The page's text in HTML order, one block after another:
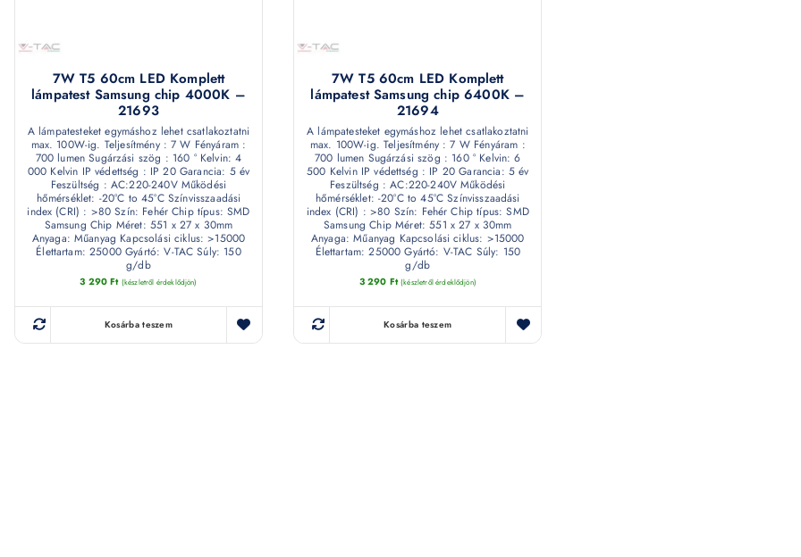
7W T5 60cm LED Komplett
lámpatest Samsung chip 4000K –
21693
A lámpatesteket egymáshoz lehet csatlakoztatni
max. 100W-ig. Teljesítmény : 7 W Fényáram :
700 lumen Sugárzási szög : 160 ° Kelvin: 4
000 Kelvin IP védettség : IP 20 Garancia: 5 év
Feszültség : AC:220-240V Működési
hőmérséklet: -20°C to 45°C Színvisszaadási
index (CRI) : >80 Szín: Fehér Chip típus: SMD
Samsung Chip Méret: 551 x 27 x 30mm
Anyaga: Műanyag Kapcsolási ciklus: >15000
Élettartam: 25000 Gyártó: V-TAC Súly: 150
g/db
3 290Ft (készletről érdeklődjön)
Kosárba teszem
7W T5 60cm LED Komplett
lámpatest Samsung chip 6400K –
21694
A lámpatesteket egymáshoz lehet csatlakoztatni
max. 100W-ig. Teljesítmény : 7 W Fényáram :
700 lumen Sugárzási szög : 160 ° Kelvin: 6
500 Kelvin IP védettség : IP 20 Garancia: 5 év
Feszültség : AC:220-240V Működési
hőmérséklet: -20°C to 45°C Színvisszaadási
index (CRI) : >80 Szín: Fehér Chip típus: SMD
Samsung Chip Méret: 551 x 27 x 30mm
Anyaga: Műanyag Kapcsolási ciklus: >15000
Élettartam: 25000 Gyártó: V-TAC Súly: 150
g/db
3 290 Ft (készletről érdeklődjön)
Kosárba teszem